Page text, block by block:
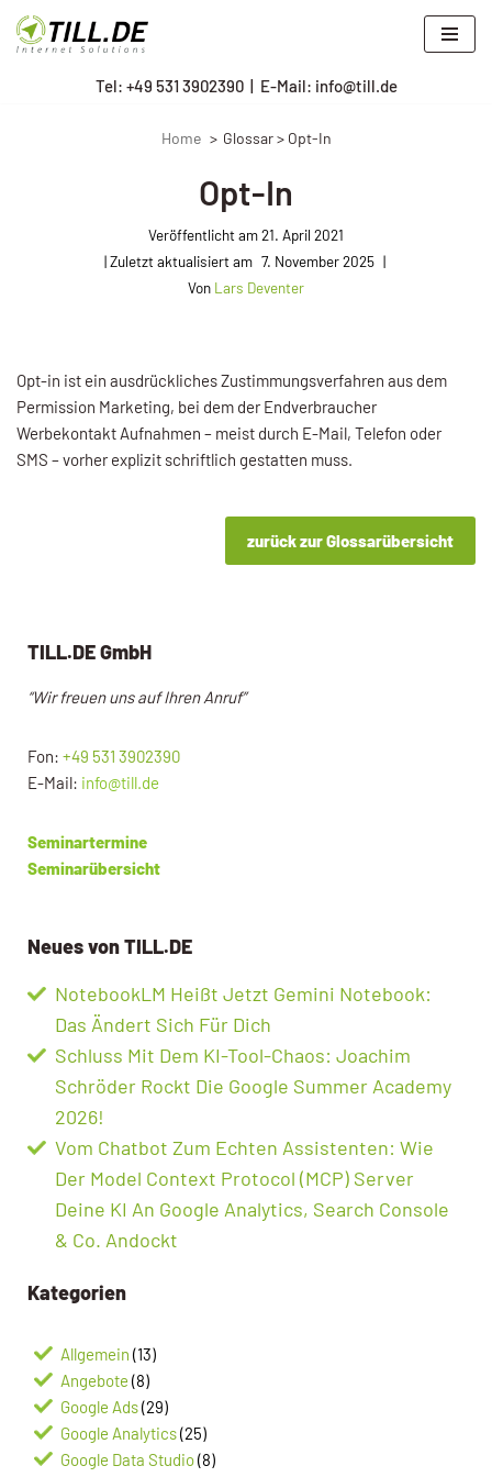
Zum
Tel: +49 531 3902390| E-Mail: info@till.de
Home Glossar > Opt-In
Opt-In
Veröffentlicht am21. April 2021
7. November 2025
Von Lars Deventer
Opt-in ist ein ausdrückliches Zustimmungsverfahren aus dem
Permission Marketing, bei dem der Endverbraucher
Werbekontakt Aufnahmen – meist durch E-Mail, Telefon oder
SMS – vorher explizit schriftlich gestatten muss.
zurück zur Glossarübersicht
TILL.DE GmbH
“Wir freuen uns auf Ihren Anruf”
Fon: +49 531 3902390
E-Mail: info@till.de
Seminartermine
Seminarübersicht
Neues von TILL.DE
NotebookLM Heißt Jetzt Gemini Notebook:
Das Ändert Sich Für Dich
Schluss Mit Dem KI-Tool-Chaos: Joachim
Schröder Rockt Die Google Summer Academy
2026!
Vom Chatbot Zum Echten Assistenten: Wie
Der Model Context Protocol (MCP) Server
Deine KI An Google Analytics, Search Console
& Co. Andockt
Kategorien
Allgemein (13)
Angebote (8)
Google Ads(29)
Google Analytics(25)
Google Data Studio(8)